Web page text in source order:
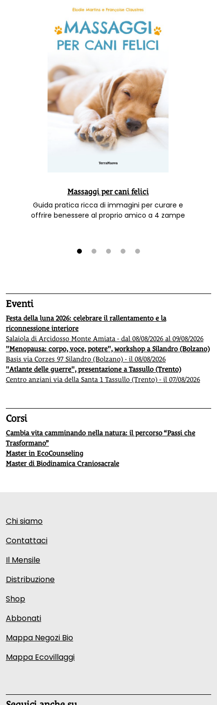
Massaggi per cani felici
Guida pratica ricca di immagini per curare e
offrire benessere al proprio amico a 4 zampe
Eventi
Festa della luna 2026: celebrare il rallentamento e la
riconnessione interiore
Salaiola di Arcidosso Monte Amiata - dal 08/08/2026 al 09/08/2026
"Menopausa: corpo, voce, potere", workshop a Silandro (Bolzano)
Basis via Corzes 97 Silandro (Bolzano) - il 08/08/2026
"Atlante delle guerre", presentazione a Tassullo (Trento)
Centro anziani via della Santa 1 Tassullo (Trento) - il 07/08/2026
Corsi
Cambia vita camminando nella natura: il percorso “Passi che
Trasformano”
Master in EcoCounseling
Master di Biodinamica Craniosacrale
Chi siamo
Contattaci
Il Mensile
Distribuzione
Shop
Abbonati
Mappa Negozi Bio
Mappa Ecovillaggi